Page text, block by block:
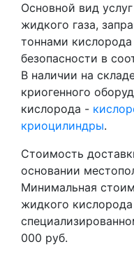
Основной вид
жидкого газа,
тоннами
безопасности в
В наличии на
криогенного
кислорода -
криоцилиндры.
Стоимость
основании
Минимальная
жидкого
000 руб.